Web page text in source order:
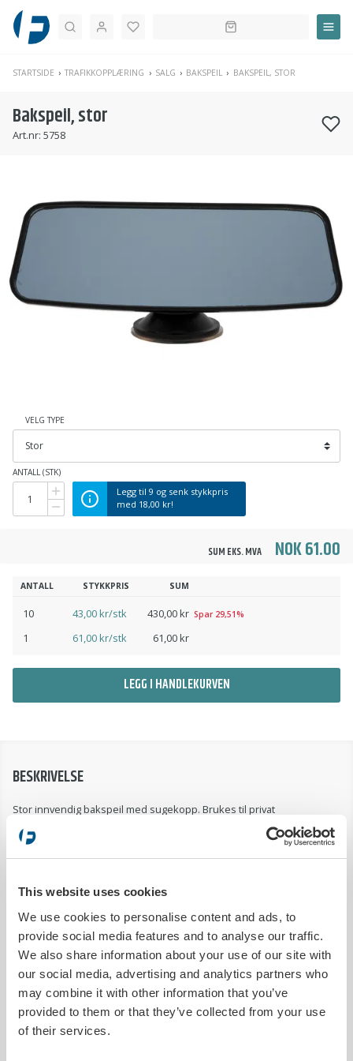
This website uses cookies
We use cookies to personalise content and ads, to
provide social media features and to analyse our traffic.
We also share information about your use of our site with
our social media, advertising and analytics partners who
may combine it with other information that you’ve
provided to them or that they’ve collected from your use
of their services.
Søk
STARTSIDE TRAFIKKOPPLÆRING SALG BAKSPEIL BAKSPEIL, STOR
Bakspeil, stor
Art.nr: 5758
VELG TYPE
ANTALL (STK)
Legg til 9 og senk stykkpris
med 18,00 kr!
SUM EKS. MVA NOK 61.00
ANTALL STYKKPRIS SUM
10 43,00 kr/stk 430,00 kr Spar 29,51%
1 61,00 kr/stk 61,00 kr
LEGG I HANDLEKURVEN
BESKRIVELSE
Stor innvendig bakspeil med sugekopp. Brukes til privat
øvelseskjøring eller på trafikkskole. Leveres i butikkemballasje og er
klar for oppheng/eksponering på krok i deres butikk eller
Bakspeilet er festet til frontruten med en sugeplugg som har meget
løsne vakuumet før du fjerner bakspeilet.
PRODUKTDETALJER
Sendes innen
1 arbeidsdag
Trykkbar